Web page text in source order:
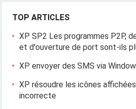
TOP ARTICLES
XP SP2 Les programmes P2P,
et d'ouverture de port sont-ils
XP envoyer des SMS via
XP résoudre les icônes
incorrecte